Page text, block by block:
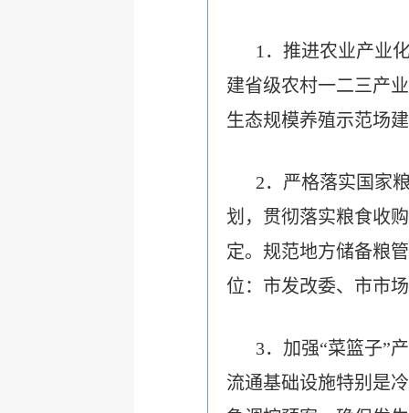
1．推进农业产业
建省级农村一二三产
生态规模养殖示范场
2．严格落实国家
划，贯彻落实粮食收
定。规范地方储备粮
位：市发改委、市市
3．加强“菜篮子”
流通基础设施特别是